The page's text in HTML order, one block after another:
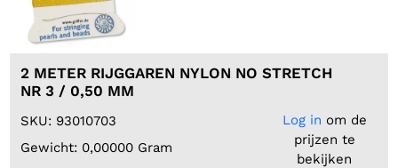
2 METER RIJGGAREN NYLON NO STRETCH
NR 3 / 0,50 MM
SKU: 93010703
Gewicht: 0,00000 Gram
Log in om de
prijzen te
bekijken